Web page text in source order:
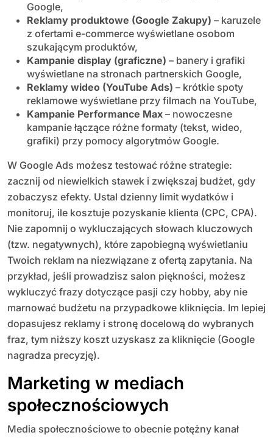
Google,
Reklamy produktowe (Google Zakupy) – karuzele
z ofertami e-commerce wyświetlane osobom
szukającym produktów,
Kampanie display (graficzne) – banery i grafiki
wyświetlane na stronach partnerskich Google,
Reklamy wideo (YouTube Ads) – krótkie spoty
reklamowe wyświetlane przy filmach na YouTube,
Kampanie Performance Max – nowoczesne
kampanie łączące różne formaty (tekst, wideo,
grafiki) przy pomocy algorytmów Google.
W Google Ads możesz testować różne strategie:
zacznij od niewielkich stawek i zwiększaj budżet, gdy
zobaczysz efekty. Ustal dzienny limit wydatków i
monitoruj, ile kosztuje pozyskanie klienta (CPC, CPA).
Nie zapomnij o wykluczających słowach kluczowych
(tzw. negatywnych), które zapobiegną wyświetlaniu
Twoich reklam na niezwiązane z ofertą zapytania. Na
przykład, jeśli prowadzisz salon piękności, możesz
wykluczyć frazy dotyczące pasji czy hobby, aby nie
marnować budżetu na przypadkowe kliknięcia. Im lepiej
dopasujesz reklamy i stronę docelową do wybranych
fraz, tym niższy koszt uzyskasz za kliknięcie (Google
nagradza precyzję).
Marketing w mediach
społecznościowych
Media społecznościowe to obecnie potężny kanał